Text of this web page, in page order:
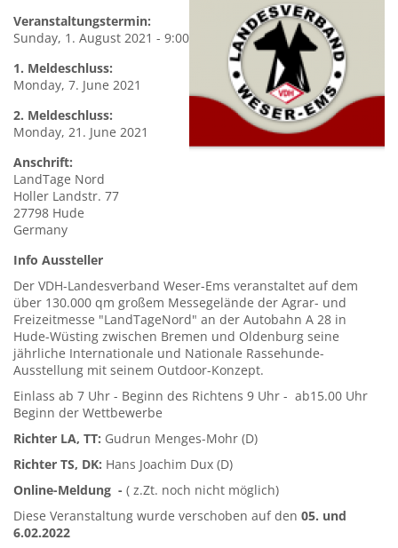
Veranstaltungstermin:
Sunday, 1. August 2021 - 9:00
1. Meldeschluss:
Monday, 7. June 2021
2. Meldeschluss:
Monday, 21. June 2021
Anschrift:
LandTage Nord
Holler Landstr. 77
27798 Hude
Germany
Info Aussteller
Der VDH-Landesverband Weser-Ems veranstaltet auf dem
über 130.000 qm großem Messegelände der Agrar- und
Freizeitmesse "LandTageNord" an der Autobahn A 28 in
Hude-Wüsting zwischen Bremen und Oldenburg seine
jährliche Internationale und Nationale Rassehunde-
Ausstellung mit seinem Outdoor-Konzept.
Einlass ab 7 Uhr - Beginn des Richtens 9 Uhr - ab15.00 Uhr
Beginn der Wettbewerbe
Richter LA, TT: Gudrun Menges-Mohr (D)
Richter TS, DK: Hans Joachim Dux (D)
Online-Meldung - ( z.Zt. noch nicht möglich)
Diese Veranstaltung wurde verschoben auf den 05. und
6.02.2022